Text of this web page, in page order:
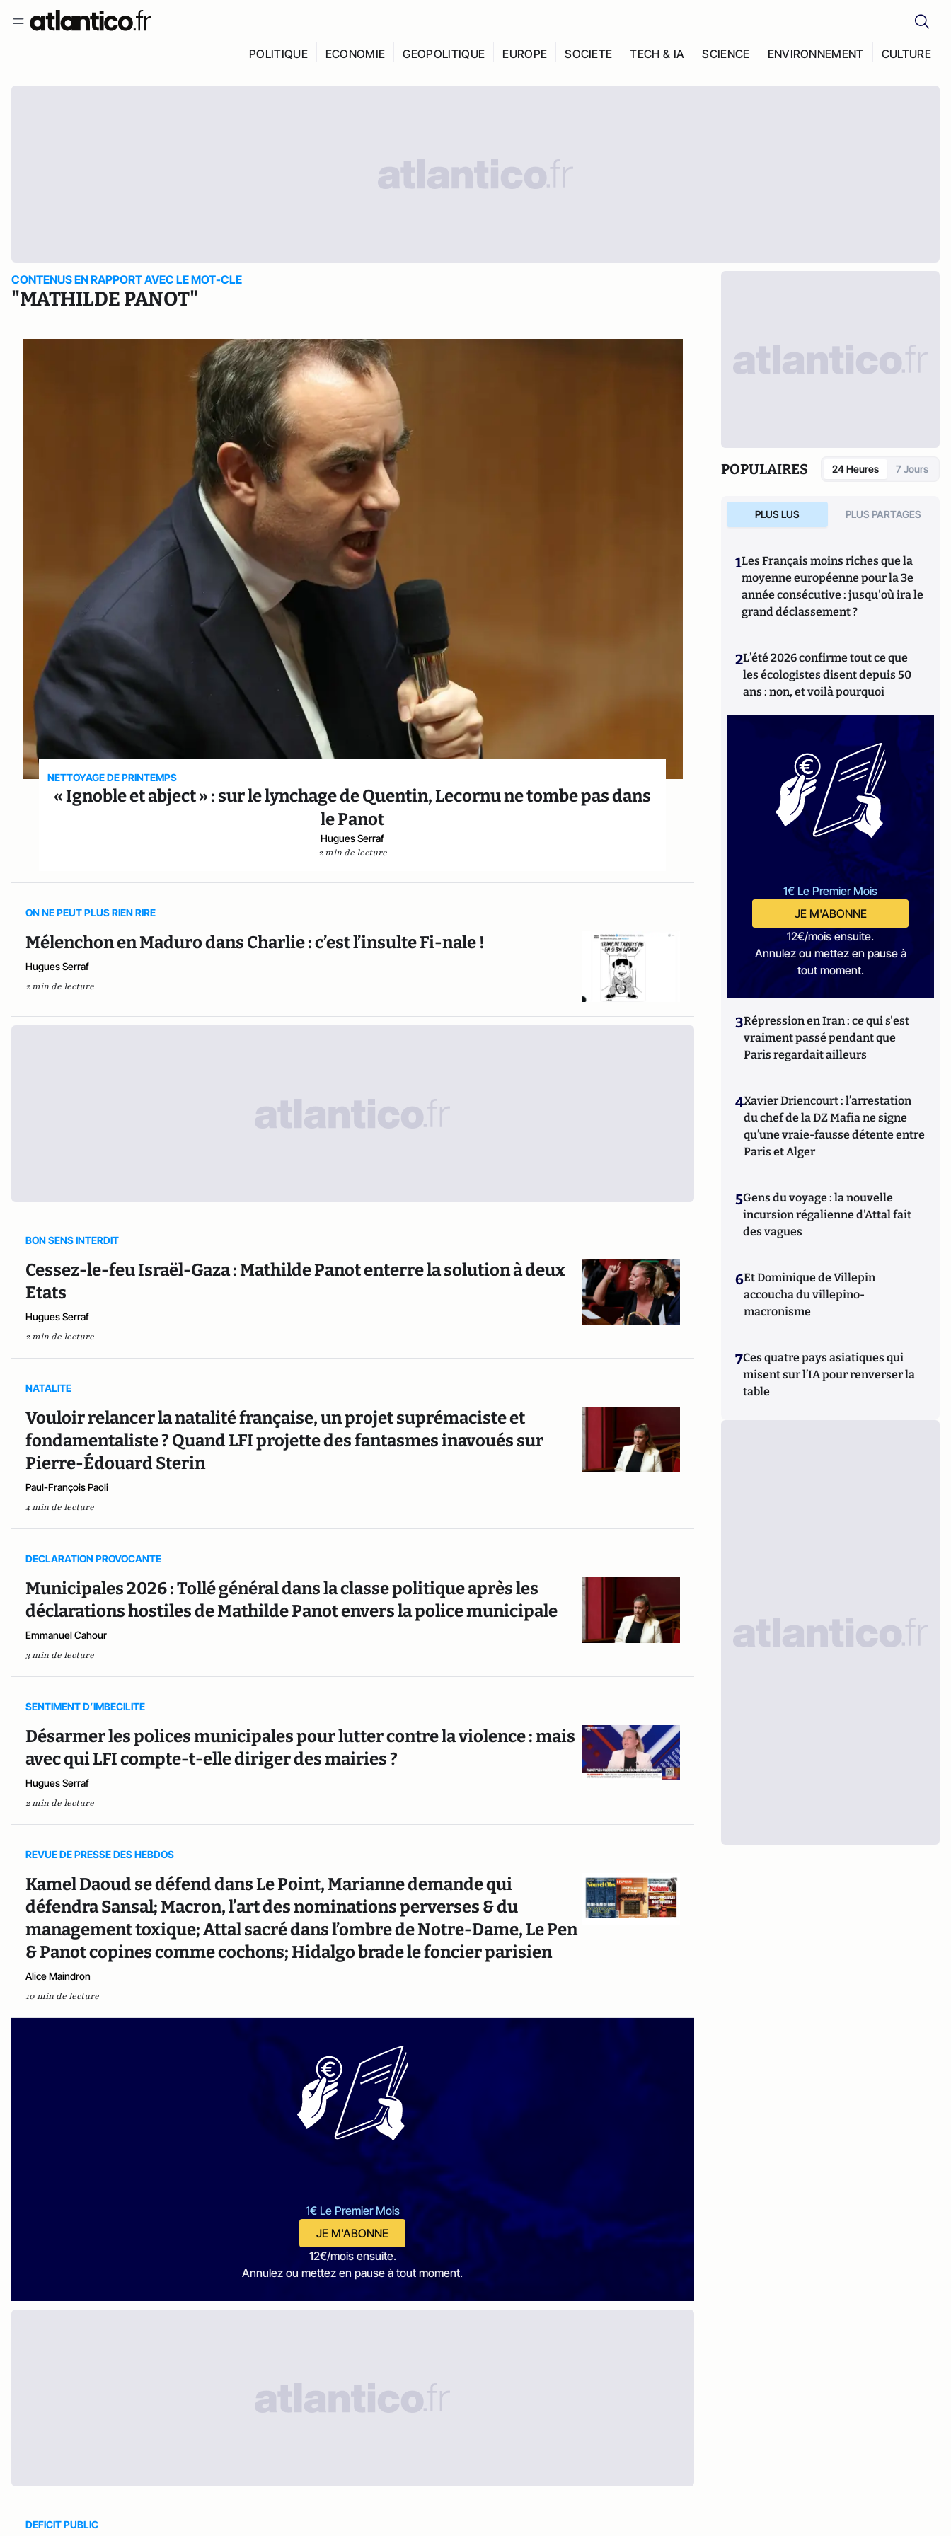
POLITIQUE ECONOMIE GEOPOLITIQUE EUROPE SOCIETE TECH & IA SCIENCE ENVIRONNEMENT CULTURE
CONTENUS EN RAPPORT AVEC LE MOT-CLE
"MATHILDE PANOT"
NETTOYAGE DE PRINTEMPS
« Ignoble et abject » : sur le lynchage de Quentin, Lecornu ne tombe pas dans
le Panot
Hugues Serraf
2 min de lecture
ON NE PEUT PLUS RIEN RIRE
Mélenchon en Maduro dans Charlie : c’est l’insulte Fi-nale !
Hugues Serraf
2 min de lecture
BON SENS INTERDIT
Cessez-le-feu Israël-Gaza : Mathilde Panot enterre la solution à deux
Etats
Hugues Serraf
2 min de lecture
NATALITE
Vouloir relancer la natalité française, un projet suprémaciste et
fondamentaliste ? Quand LFI projette des fantasmes inavoués sur
Pierre-Édouard Sterin
Paul-François Paoli
4 min de lecture
DECLARATION PROVOCANTE
Municipales 2026 : Tollé général dans la classe politique après les
déclarations hostiles de Mathilde Panot envers la police municipale
Emmanuel Cahour
3 min de lecture
SENTIMENT D’IMBECILITE
Désarmer les polices municipales pour lutter contre la violence : mais
avec qui LFI compte-t-elle diriger des mairies ?
Hugues Serraf
2 min de lecture
REVUE DE PRESSE DES HEBDOS
Kamel Daoud se défend dans Le Point, Marianne demande qui
défendra Sansal; Macron, l’art des nominations perverses & du
management toxique; Attal sacré dans l’ombre de Notre-Dame, Le Pen
& Panot copines comme cochons; Hidalgo brade le foncier parisien
Alice Maindron
10 min de lecture
1€ Le Premier Mois
JE M'ABONNE
12€/mois ensuite.
Annulez ou mettez en pause à tout moment.
DEFICIT PUBLIC
POPULAIRES 24 Heures 7 Jours
PLUS LUS PLUS PARTAGES
1Les Français moins riches que la
moyenne européenne pour la 3e
année consécutive : jusqu'où ira le
grand déclassement ?
2L’été 2026 confirme tout ce que
les écologistes disent depuis 50
ans : non, et voilà pourquoi
1€ Le Premier Mois
JE M'ABONNE
12€/mois ensuite.
Annulez ou mettez en pause à
tout moment.
3Répression en Iran : ce qui s'est
vraiment passé pendant que
Paris regardait ailleurs
4Xavier Driencourt : l’arrestation
du chef de la DZ Mafia ne signe
qu’une vraie-fausse détente entre
Paris et Alger
5Gens du voyage : la nouvelle
incursion régalienne d'Attal fait
des vagues
6Et Dominique de Villepin
accoucha du villepino-
macronisme
7Ces quatre pays asiatiques qui
misent sur l’IA pour renverser la
table